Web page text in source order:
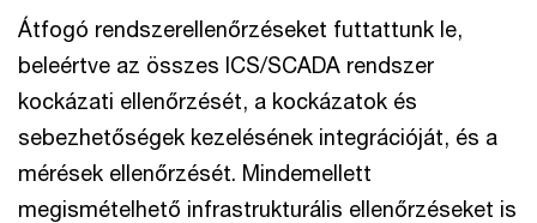
Átfogó rendszerellenőrzéseket futtattunk le,
beleértve az összes ICS/SCADA rendszer
kockázati ellenőrzését, a kockázatok és
sebezhetőségek kezelésének integrációját, és a
mérések ellenőrzését. Mindemellett
megismételhető infrastrukturális ellenőrzéseket is